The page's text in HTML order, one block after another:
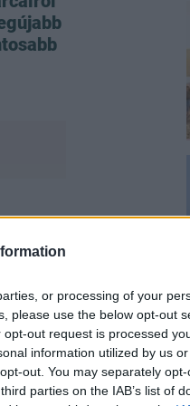
or processing of your
please use the below opt-out
out request is processed
information utilized by us
out. You may separately
parties on the IAB’s list of
is